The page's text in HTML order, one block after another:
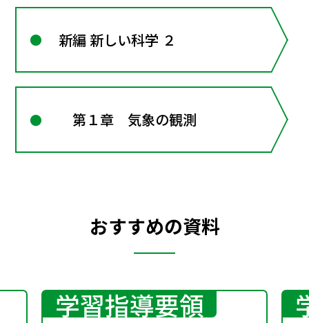
新編 新しい科学 ２
第１章 気象の観測
おすすめの資料
学習指導要領